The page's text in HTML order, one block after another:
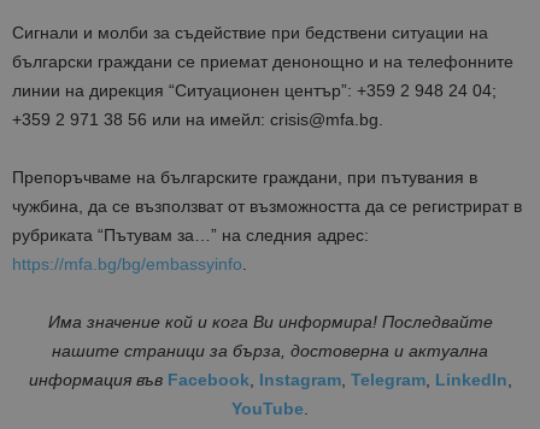
Сигнали и молби за съдействие при бедствени ситуации на
български граждани се приемат денонощно и на телефонните
линии на дирекция “Ситуационен център”: +359 2 948 24 04;
+359 2 971 38 56 или на имейл: crisis@mfa.bg.
Препоръчваме на българските граждани, при пътувания в
чужбина, да се възползват от възможността да се регистрират в
рубриката “Пътувам за…” на следния адрес:
https://mfa.bg/bg/embassyinfo.
Има значение кой и кога Ви информира! Последвайте
нашите страници за бърза, достоверна и актуална
информация във Facebook, Instagram, Telegram, LinkedIn,
YouTube.